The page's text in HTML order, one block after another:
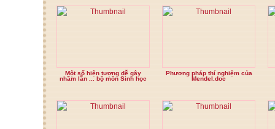
Một số hiện tượng dễ gây
nhầm lẫn ... bộ môn Sinh học
Phương pháp thí nghiệm của
Mendel.doc